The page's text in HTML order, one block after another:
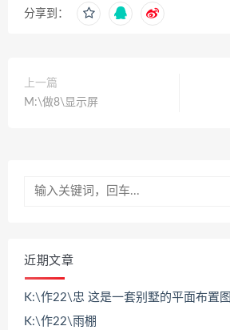
分享到：
上一篇
M:\做8\显示屏
近期文章
K:\作22\忠 这是一套别墅的平面布置图
K:\作22\雨棚